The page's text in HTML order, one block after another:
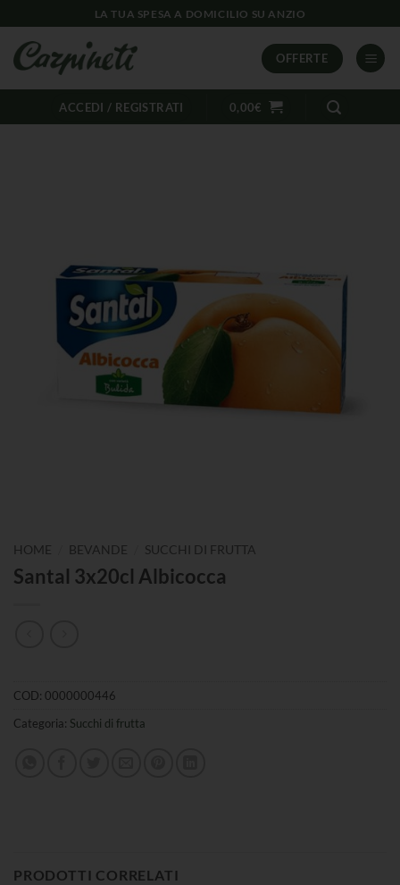
LA TUA SPESA A DOMICILIO SU ANZIO
OFFERTE
ACCEDI / REGISTRATI 0,00€
HOME BEVANDE SUCCHI DI FRUTTA
Santal 3x20cl Albicocca
COD: 0000000446
Categoria: Succhi di frutta
PRODOTTI CORRELATI